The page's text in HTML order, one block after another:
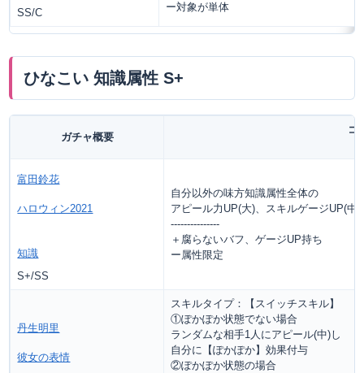
SS/C
ー対象が単体
ひなこい 知識属性 S+
ガチャ概要
コ
富田鈴花
ハロウィン2021
知識
S+/SS
自分以外の味方知識属性全体の
アピール力UP(大)、スキルゲージUP(中)
---------------
＋腐らないバフ、ゲージUP持ち
ー属性限定
丹生明里
彼女の表情
スキルタイプ：【スイッチスキル】
①ぽかぽか状態でない場合
ランダムな相手1人にアピール(中)し
自分に【ぽかぽか】効果付与
②ぽかぽか状態の場合